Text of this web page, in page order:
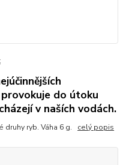
do útoku
v naších vodách.
druhy ryb. Váha 6 g. celý popis